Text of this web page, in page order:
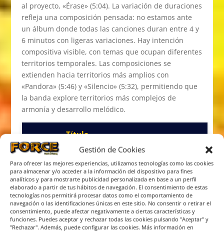
Gestión de Cookies
Para ofrecer las mejores experiencias, utilizamos tecnologías como las cookies
para almacenar y/o acceder a la información del dispositivo para fines
analíticos y para mostrarte publicidad personalizada en base a un perfil
elaborado a partir de tus hábitos de navegación. El consentimiento de estas
tecnologías nos permitirá procesar datos como el comportamiento de
navegación o las identificaciones únicas en este sitio. No consentir o retirar el
consentimiento, puede afectar negativamente a ciertas características y
funciones. Puedes aceptar y rechazar todas las cookies pulsando "Aceptar" y
"Rechazar". Además, puede configurar las cookies. Más información en
al proyecto, «Érase» (5:04). La variación de duraciones
refleja una composición pensada: no estamos ante
un álbum donde todas las canciones duran entre 4 y
6 minutos con ligeras variaciones. Hay intención
compositiva visible, con temas que ocupan diferentes
territorios temporales. Las composiciones se
extienden hacia territorios más amplios con
«Pandora» (5:46) y «Silencio» (5:32), permitiendo que
la banda explore territorios más complejos de
armonía y desarrollo melódico.
Posición
Título
de la
Duración
1 Oh yeah! 3:35
Arranque
energético
directo
La Tema single /